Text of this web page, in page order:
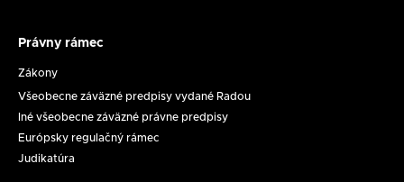
rámec
Právny rámec
Zákony
Všeobecne záväzné predpisy vydané Radou
Iné všeobecne záväzné právne predpisy
Európsky regulačný rámec
Judikatúra
na
ochranu
maloletých
Zasadnutie
RpMS
č.